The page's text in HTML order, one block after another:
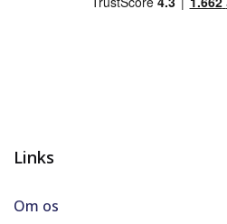
Links
Om os